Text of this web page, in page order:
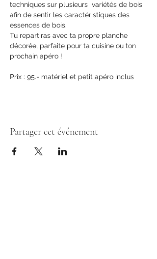
techniques sur plusieurs  variétés de bois
afin de sentir les caractéristiques des
essences de bois.
Tu repartiras avec ta propre planche
décorée, parfaite pour ta cuisine ou ton
prochain apéro !
Prix : 95.- matériel et petit apéro inclus
Partager cet événement